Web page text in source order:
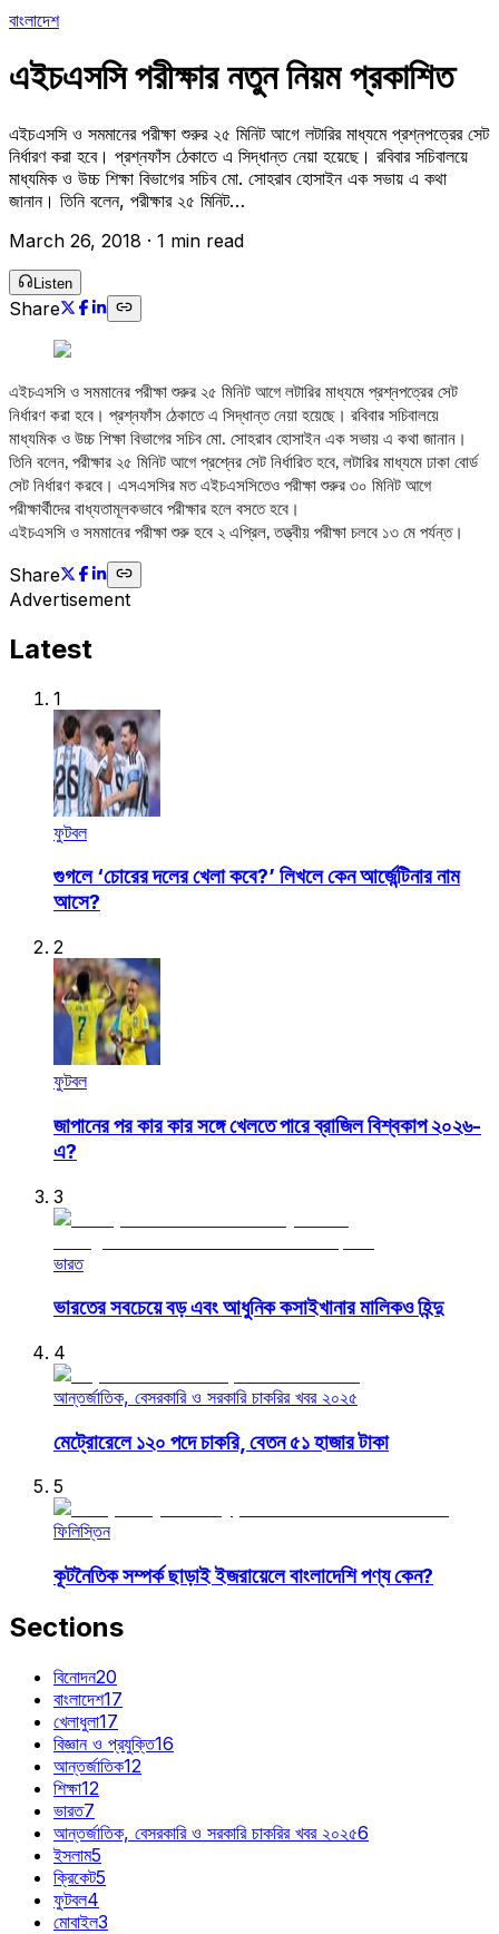
বাংলাদেশ
এইচএসসি পরীক্ষার নতুন নিয়ম প্রকাশিত
এইচএসসি ও সমমানের পরীক্ষা শুরুর ২৫ মিনিট আগে লটারির মাধ্যমে প্রশ্নপত্রের সেট
নির্ধারণ করা হবে। প্রশ্নফাঁস ঠেকাতে এ সিদ্ধান্ত নেয়া হয়েছে। রবিবার সচিবালয়ে
মাধ্যমিক ও উচ্চ শিক্ষা বিভাগের সচিব মো. সোহরাব হোসাইন এক সভায় এ কথা
জানান। তিনি বলেন, পরীক্ষার ২৫ মিনিট…
March 26, 2018 · 1 min read
Listen
Share
এইচএসসি ও সমমানের পরীক্ষা শুরুর ২৫ মিনিট আগে লটারির মাধ্যমে প্রশ্নপত্রের সেট
নির্ধারণ করা হবে। প্রশ্নফাঁস ঠেকাতে এ সিদ্ধান্ত নেয়া হয়েছে। রবিবার সচিবালয়ে
মাধ্যমিক ও উচ্চ শিক্ষা বিভাগের সচিব মো. সোহরাব হোসাইন এক সভায় এ কথা জানান।
তিনি বলেন, পরীক্ষার ২৫ মিনিট আগে প্রশ্নের সেট নির্ধারিত হবে, লটারির মাধ্যমে ঢাকা বোর্ড
সেট নির্ধারণ করবে। এসএসসির মত এইচএসসিতেও পরীক্ষা শুরুর ৩০ মিনিট আগে
পরীক্ষার্থীদের বাধ্যতামূলকভাবে পরীক্ষার হলে বসতে হবে।
এইচএসসি ও সমমানের পরীক্ষা শুরু হবে ২ এপ্রিল, তত্ত্বীয় পরীক্ষা চলবে ১৩ মে পর্যন্ত।
Share
Advertisement
Latest
1
ফুটবল
গুগলে ‘চোরের দলের খেলা কবে?’ লিখলে কেন আর্জেন্টিনার নাম
আসে?
2
ফুটবল
জাপানের পর কার কার সঙ্গে খেলতে পারে ব্রাজিল বিশ্বকাপ ২০২৬-
এ?
3
ভারত
ভারতের সবচেয়ে বড় এবং আধুনিক কসাইখানার মালিকও হিন্দু
4
আন্তর্জাতিক, বেসরকারি ও সরকারি চাকরির খবর ২০২৫
মেট্রোরেলে ১২০ পদে চাকরি, বেতন ৫১ হাজার টাকা
5
ফিলিস্তিন
কূটনৈতিক সম্পর্ক ছাড়াই ইজরায়েলে বাংলাদেশি পণ্য কেন?
Sections
বিনোদন20
বাংলাদেশ17
খেলাধুলা17
বিজ্ঞান ও প্রযুক্তি16
আন্তর্জাতিক12
শিক্ষা12
ভারত7
আন্তর্জাতিক, বেসরকারি ও সরকারি চাকরির খবর ২০২৫6
ইসলাম5
ক্রিকেট5
ফুটবল4
মোবাইল3